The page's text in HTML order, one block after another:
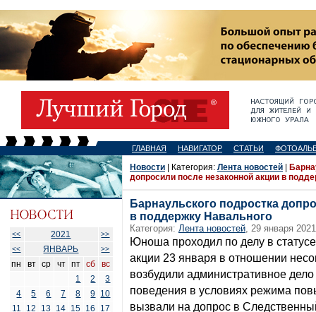
ГЛАВНАЯ НАВИГАТОР СТАТЬИ
<< 2021
>>
<<
ЯНВАРЬ >>
пн вт ср чт пт сб
вс
1
2
3
4
5 6 7 8 9 10
11
12 13 14 15 16
17
Новости | Категория: Лента новостей
допросили после незаконной акции в
Барнаульского подростка
в поддержку Навального
Категория: Лента новостей, 29 января
Юноша проходил по делу в
акции 23 января в отношении
возбудили административное
поведения в условиях режима
вызвали на допрос в